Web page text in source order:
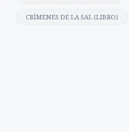
CRÍMENES DE LA SAL (LIBRO)